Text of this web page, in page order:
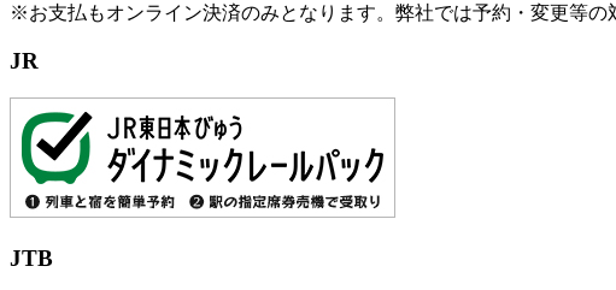
※お支払もオンライン決済のみとなります。弊社では予約・変更等の
JR
JTB